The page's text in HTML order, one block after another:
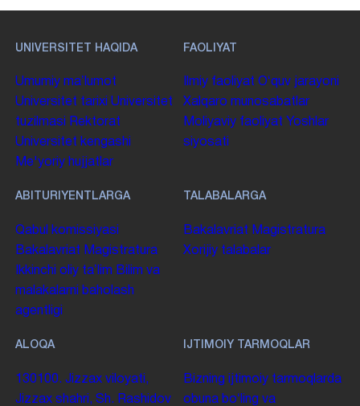
UNIVERSITET HAQIDA
Umumiy maʼlumot
Universitet tarixi Universitet
tuzilmasi
Rektorat
Universitet kengashi
Me'yoriy hujjatlar
FAOLIYAT
Ilmiy faoliyat Oʻquv jarayoni
Xalqaro munosabatlar
Moliyaviy faoliyat Yoshlar
siyosati
ABITURIYENTLARGA
Qabul komissiyasi
Bakalavriat Magistratura
Ikkinchi oliy taʼlim Bilim va
malakalarni baholash
agentligi
TALABALARGA
Bakalavriat Magistratura
Xorijiy talabalar
ALOQA
130100. Jizzax viloyati,
Jizzax shahri, Sh. Rashidov
IJTIMOIY TARMOQLAR
Bizning ijtimoiy tarmoqlarda
obuna boʻling va